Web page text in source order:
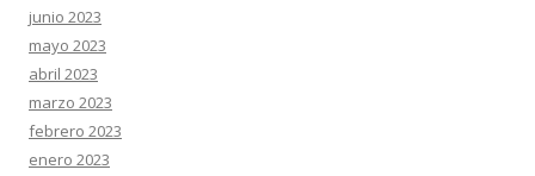
junio 2023
mayo 2023
abril 2023
marzo 2023
febrero 2023
enero 2023